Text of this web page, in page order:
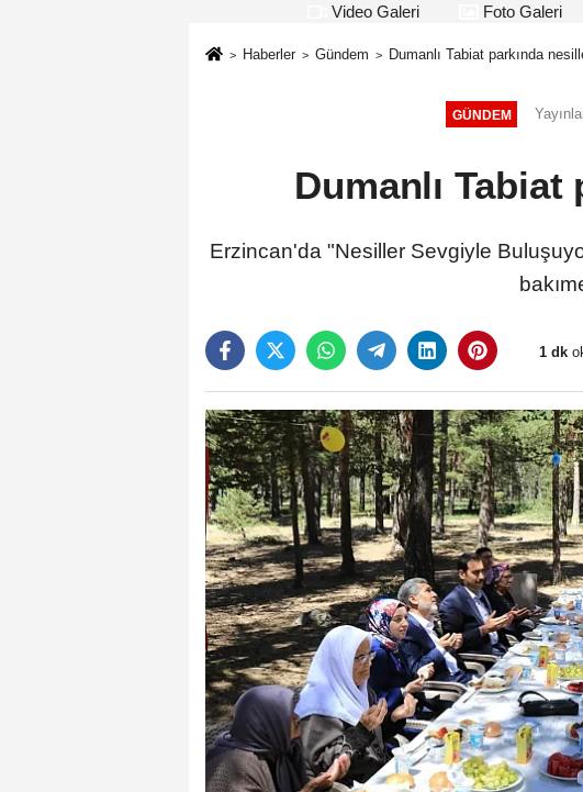
Video Galeri Foto Galeri
Haberler Gündem Dumanlı Tabiat parkında
GÜNDEM
Dumanlı
Erzincan'da "Nesiller Sevgiyle
1 dk